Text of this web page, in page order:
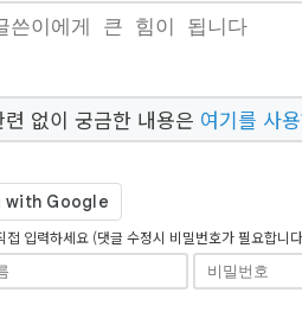
없이 궁금한 내용은 여기를 사
접 입력하세요 (댓글 수정시 비밀번호가 필요합니